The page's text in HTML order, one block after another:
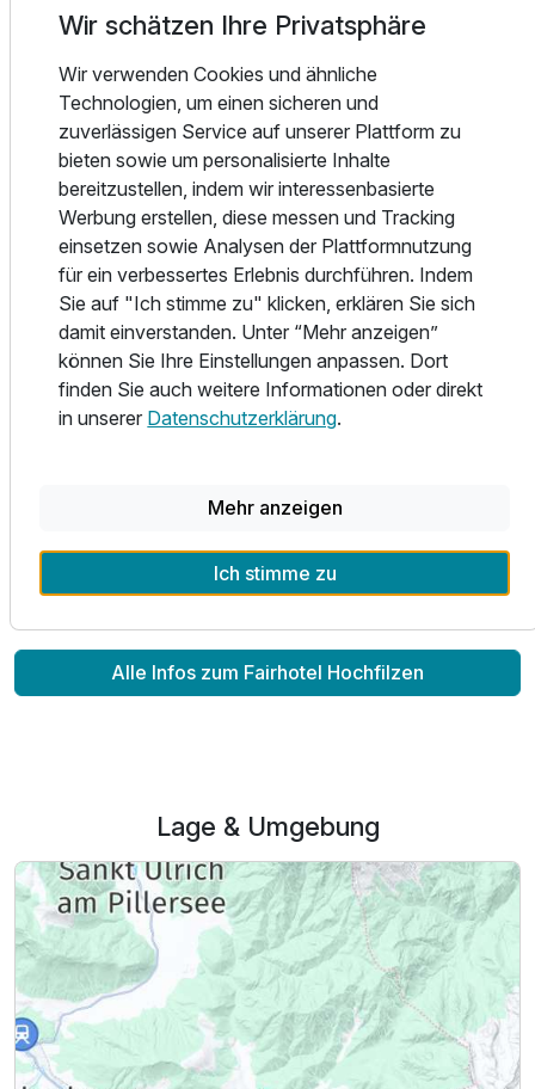
Ausstattung
Zusatznächte
Für 7 Tage p.P. ab
Entwicklung. Wir freuen uns darauf, Ihnen einen
erholsamen, aktiven und unkomplizierten Urlaub in den
schönen Tiroler Bergen zu ermöglichen.
Entspannen Sie sich in unserem 1. Passiv-Energie Hotel
Tirols auf 1000 Höhenmetern in dem idyllischen
Hochfilzen. Lassen Sie sich von der wunderschönen Natur
der Kitzbüheler Alpen verzaubern und entdecken Sie die
herzliche Tiroler Gastfreundschaft im PillerseeTal. Erleben
Sie vielfältige Bergerlebnisse, die Sie überraschen werden.
Wir bieten moderne Zimmer, regionale und biologische
Spezialitäten beim Frühstücksbuffet sowie einen
zeitgemäßen Wellnessbereich für Ihre Erholung. Für
sportliche Aktivitäten steht Ihnen das Sport- und
Trainingscenter nordic academy zur Verfügung.
uns im fairhotel Hochfilzen.
Ihr Team vom fairhotel Hochfilzen
Alle Infos zum Fairhotel Hochfilzen
Lage & Umgebung
Wir schätzen Ihre Privatsphäre
Wir verwenden Cookies und ähnliche
Technologien, um einen sicheren und
zuverlässigen Service auf unserer Plattform zu
bieten sowie um personalisierte Inhalte
bereitzustellen, indem wir interessenbasierte
Werbung erstellen, diese messen und Tracking
einsetzen sowie Analysen der Plattformnutzung
für ein verbessertes Erlebnis durchführen. Indem
Sie auf "Ich stimme zu" klicken, erklären Sie sich
damit einverstanden. Unter “Mehr anzeigen”
können Sie Ihre Einstellungen anpassen. Dort
finden Sie auch weitere Informationen oder direkt
in unserer Datenschutzerklärung.
Mehr anzeigen
Ich stimme zu